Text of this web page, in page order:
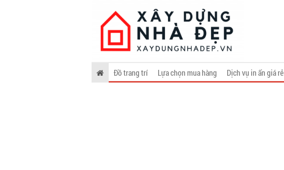
Đồ trang trí Lựa chọn mua hàng Dịch vụ in ấn giá rẻ